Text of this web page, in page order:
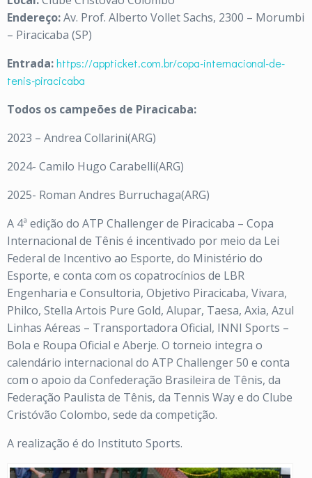
Endereço:Av. Prof. Alberto Vollet Sachs, 2300 – Morumbi
– Piracicaba (SP)
Entrada:https://appticket.com.br/copa-internacional-de-
tenis-piracicaba
Todos os campeões de Piracicaba:
2023 – Andrea Collarini(ARG)
2024- Camilo Hugo Carabelli(ARG)
2025- Roman Andres Burruchaga(ARG)
A 4ª edição do ATP Challenger de Piracicaba – Copa
Internacional de Tênis é incentivado por meio da Lei
Federal de Incentivo ao Esporte, do Ministério do
Esporte, e conta com os copatrocínios de LBR
Engenharia e Consultoria, Objetivo Piracicaba, Vivara,
Philco, Stella Artois Pure Gold, Alupar, Taesa, Axia, Azul
Linhas Aéreas – Transportadora Oficial, INNI Sports –
Bola e Roupa Oficial e Aberje. O torneio integra o
calendário internacional do ATP Challenger 50 e conta
com o apoio da Confederação Brasileira de Tênis, da
Federação Paulista de Tênis, da Tennis Way e do Clube
Cristóvão Colombo, sede da competição.
A realização é do Instituto Sports.